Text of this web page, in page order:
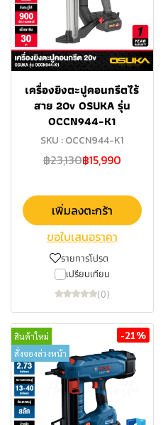
เครื่องยิงตะปูคอนกรีตไร้
สาย 20v OSUKA รุ่น
OCCN944-K1
SKU : OCCN944-K1
฿23,130฿15,990
เพิ่มลงตะกร้า
ขอใบเสนอราคา
รายการโปรด
เปรียบเทียบ
(0)
สินค้าใหม่
สั่งจองล่วงหน้า
-21%